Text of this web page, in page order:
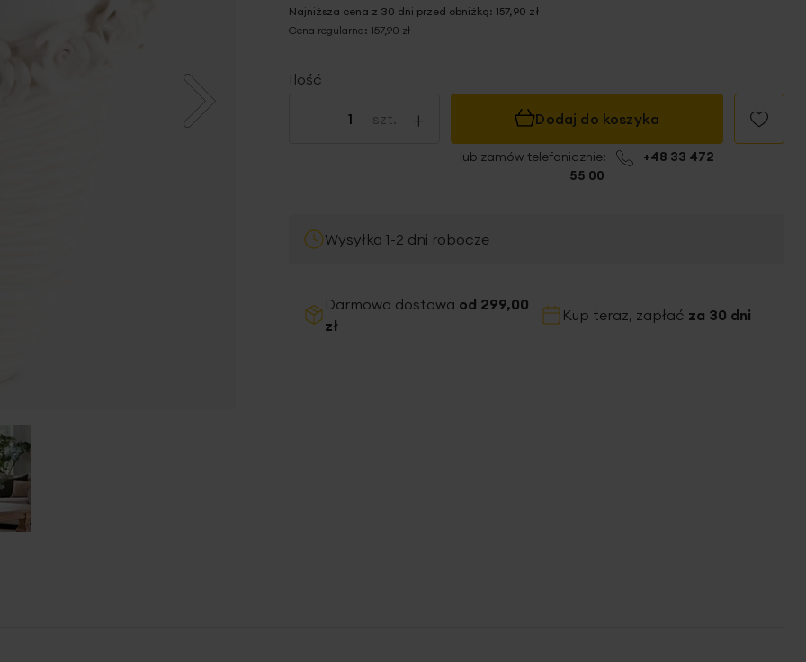
Ilość
- szt. +
Najniższa cena z 30 dni przed obniżką: 157,90 zł
Cena regularna: 157,90 zł
Dodaj do koszyka
lub zamów telefonicznie:
+48 33 472
55 00
Wysyłka 1-2 dni robocze
Darmowa dostawa od 299,00
zł
Kup teraz, zapłać za 30 dni